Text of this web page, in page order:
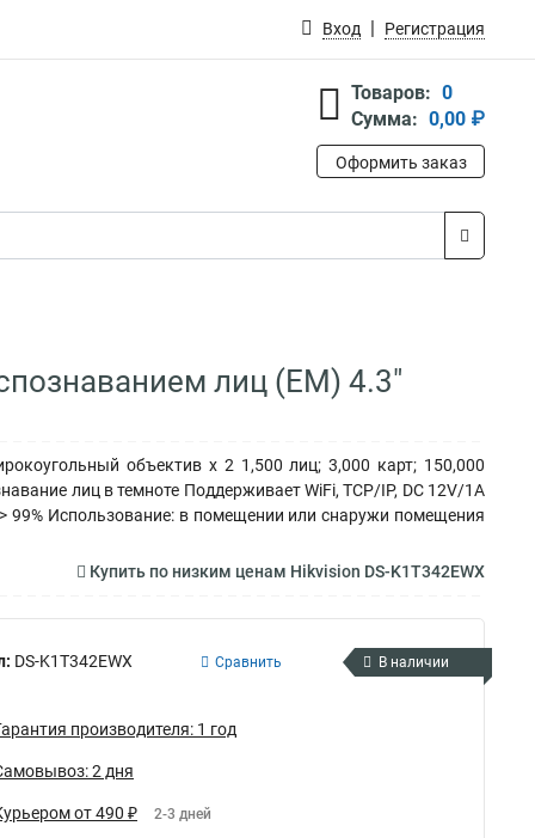
Вход Регистрация
Товаров: 0
Сумма: 0,00 ₽
Оформить заказ
лиц (EM) 4.3"
объектив x 2 1,500 лиц; 3,000 карт; 150,000
лиц в темноте Поддерживает WiFi, TCP/IP, DC 12V/1A
99% Использование: в помещении или снаружи помещения
Купить по низким ценам Hikvision DS-K1T342EWX
DS-K1T342EWX Сравнить В наличии
производителя: 1 год
2 дня
от 490 ₽ 2-3 дней